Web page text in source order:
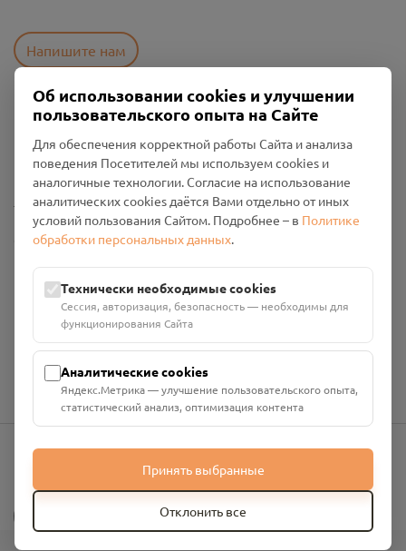
Напишите нам
Пользовательское соглашение
Политика конфиденциальности
Промо-материалы
Настройки cookies
Общество с ограниченной ответственностью «Смоленский
ИНН: 6700029207 ОГРН: 1256700001986
Юридический адрес: 216790, Смоленская область, р-н
Руднянский, г. Рудня, улица Западная, д. 26А, пом. 18
Номер счёта: 40702810901130004287 в АО "АЛЬФА-БАНК"
Кор. счёт: 30101810200000000593
info@pomnim.online
Об использовании cookies и улучшении
пользовательского опыта на Сайте
Для обеспечения корректной работы Сайта и анализа
поведения Посетителей мы используем cookies и
аналогичные технологии. Согласие на использование
аналитических cookies даётся Вами отдельно от иных
условий пользования Сайтом. Подробнее – в Политике
обработки персональных данных.
Технически необходимые cookies
Сессия, авторизация, безопасность — необходимы для
функционирования Сайта
Аналитические cookies
Яндекс.Метрика — улучшение пользовательского опыта,
статистический анализ, оптимизация контента
Принять выбранные
Отклонить все